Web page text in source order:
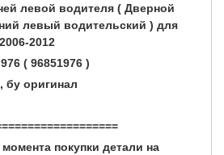
левой водителя ( Дверной
левый водительский ) для
2012
( 96851976 )
бу оригинал
покупки детали на